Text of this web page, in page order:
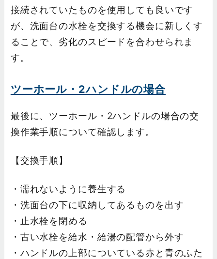
接続されていたものを使用しても良いです
が、洗面台の水栓を交換する機会に新しくす
ることで、劣化のスピードを合わせられま
す。
ツーホール・2ハンドルの場合
最後に、ツーホール・2ハンドルの場合の交
換作業手順について確認します。
【交換手順】
・濡れないように養生する
・洗面台の下に収納してあるものを出す
・止水栓を閉める
・古い水栓を給水・給湯の配管から外す
・ハンドルの上部についている赤と青のふた